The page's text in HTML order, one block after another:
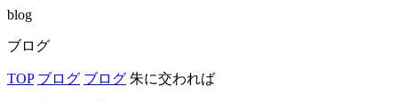
blog
ブログ
TOP ブログ ブログ 朱に交われば